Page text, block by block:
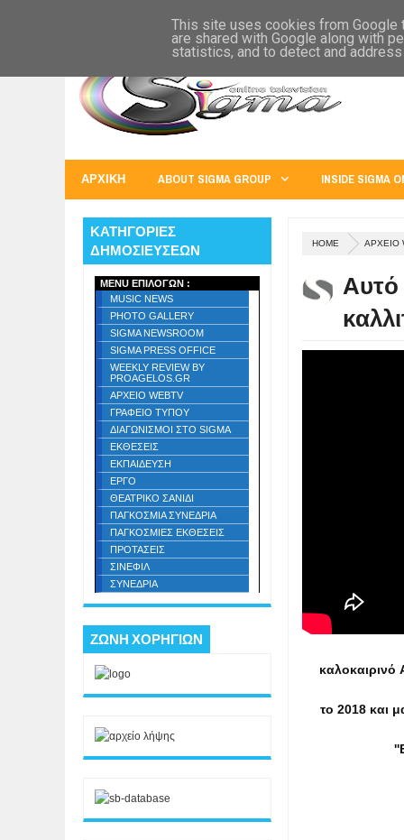
EUROPE U.S.A. AUSTRALIA
ΑΡΧΙΚΗ ABOUT SIGMA GROUP INSIDE SIGMA
HOME ΑΡΧΕΙΟ
Αυτό
το 2018 και
ΚΑΤΗΓΟΡΙΕΣ
ΔΗΜΟΣΙΕΥΣΕΩΝ
MENU ΕΠΙΛΟΓΩΝ :
MUSIC NEWS
PHOTO GALLERY
SIGMA NEWSROOM
SIGMA PRESS OFFICE
WEEKLY REVIEW BY
PROAGELOS.GR
ΑΡΧΕΙΟ WEBTV
ΓΡΑΦΕΙΟ ΤΥΠΟΥ
ΔΙΑΓΩΝΙΣΜΟΙ ΣΤΟ SIGMA
ΕΚΘΕΣΕΙΣ
ΕΚΠΑΙΔΕΥΣΗ
ΕΡΓΟ
ΘΕΑΤΡΙΚΟ ΣΑΝΙΔΙ
ΠΑΓΚΟΣΜΙΑ ΣΥΝΕΔΡΙΑ
ΠΑΓΚΟΣΜΙΕΣ ΕΚΘΕΣΕΙΣ
ΠΡΟΤΑΣΕΙΣ
ΣΙΝΕΦΙΛ
ΣΥΝΕΔΡΙΑ
ΖΩΝΗ ΧΟΡΗΓΙΩΝ
This site uses cookies from Google
are shared with Google along with
statistics, and to detect and